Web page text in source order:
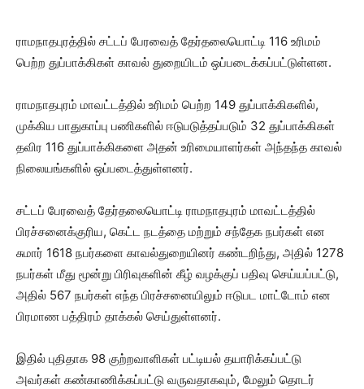
ராமநாதபுரத்தில் சட்டப் பேரவைத் தேர்தலையொட்டி 116 உரிமம்
பெற்ற துப்பாக்கிகள் காவல் துறையிடம் ஒப்படைக்கப்பட்டுள்ளன.
ராமநாதபுரம் மாவட்டத்தில் உரிமம் பெற்ற 149 துப்பாக்கிகளில்,
முக்கிய பாதுகாப்பு பணிகளில் ஈடுபடுத்தப்படும் 32 துப்பாக்கிகள்
தவிர 116 துப்பாக்கிகளை அதன் உரிமையாளர்கள் அந்தந்த காவல்
நிலையங்களில் ஒப்படைத்துள்ளனர்.
சட்டப் பேரவைத் தேர்தலையொட்டி ராமநாதபுரம் மாவட்டத்தில்
பிரச்சனைக்குரிய, கெட்ட நடத்தை மற்றும் சந்தேக நபர்கள் என
சுமார் 1618 நபர்களை காவல்துறையினர் கண்டறிந்து, அதில் 1278
நபர்கள் மீது மூன்று பிரிவுகளின் கீழ் வழக்குப் பதிவு செய்யப்பட்டு,
அதில் 567 நபர்கள் எந்த பிரச்சனையிலும் ஈடுபட மாட்டோம் என
பிரமாண பத்திரம் தாக்கல் செய்துள்ளனர்.
இதில் புதிதாக 98 குற்றவாளிகள் பட்டியல் தயாரிக்கப்பட்டு
அவர்கள் கண்காணிக்கப்பட்டு வருவதாகவும், மேலும் தொடர்